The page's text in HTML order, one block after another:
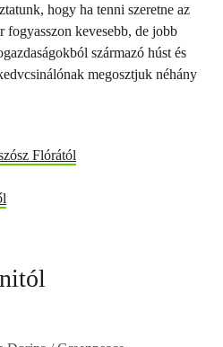
hogy ha tenni szeretne az
fogyasszon kevesebb, de jobb
származó húst és
megosztjuk néhány
Flórától